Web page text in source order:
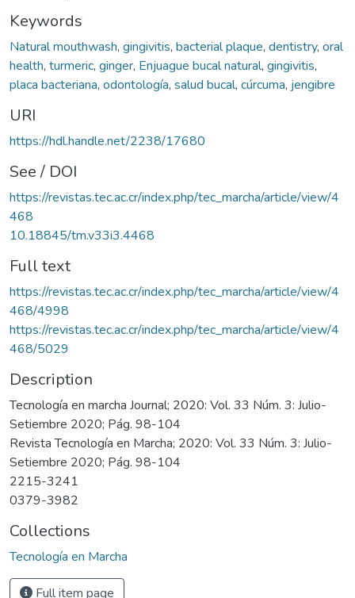
Keywords
Natural mouthwash, gingivitis, bacterial plaque, dentistry, oral
health, turmeric, ginger, Enjuague bucal natural, gingivitis,
placa bacteriana, odontología, salud bucal, cúrcuma, jengibre
URI
https://hdl.handle.net/2238/17680
See / DOI
https://revistas.tec.ac.cr/index.php/tec_marcha/article/view/4
468
10.18845/tm.v33i3.4468
Full text
https://revistas.tec.ac.cr/index.php/tec_marcha/article/view/4
468/4998
https://revistas.tec.ac.cr/index.php/tec_marcha/article/view/4
468/5029
Description
Tecnología en marcha Journal; 2020: Vol. 33 Núm. 3: Julio-
Setiembre 2020; Pág. 98-104
Revista Tecnología en Marcha; 2020: Vol. 33 Núm. 3: Julio-
Setiembre 2020; Pág. 98-104
2215-3241
0379-3982
Collections
Tecnología en Marcha
Full item page